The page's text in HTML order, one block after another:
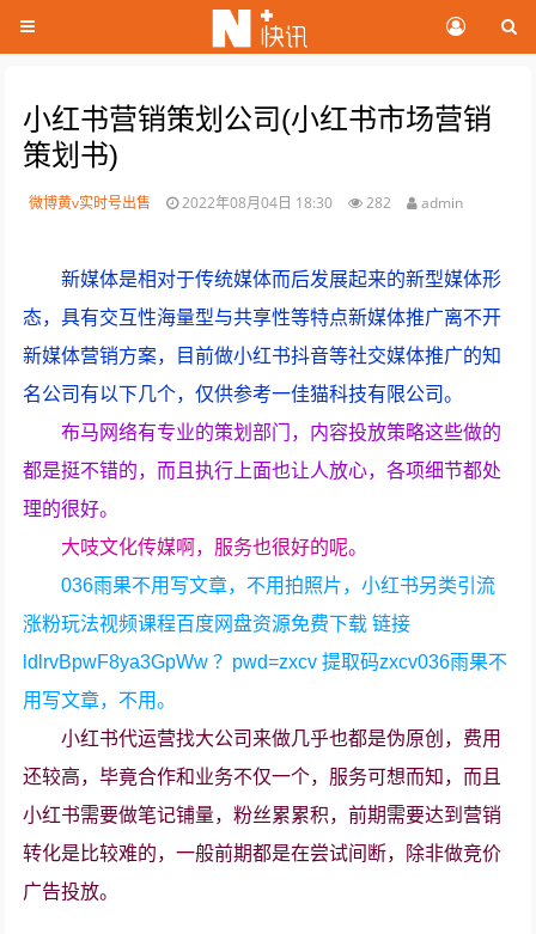
小红书营销策划公司(小红书市场营销
策划书)
微博黄v实时号出售 2022年08月04日 18:30 282 admin
新媒体是相对于传统媒体而后发展起来的新型媒体形
态，具有交互性海量型与共享性等特点新媒体推广离不开
新媒体营销方案，目前做小红书抖音等社交媒体推广的知
名公司有以下几个，仅供参考一佳猫科技有限公司。
布马网络有专业的策划部门，内容投放策略这些做的
都是挺不错的，而且执行上面也让人放心，各项细节都处
理的很好。
大吱文化传媒啊，服务也很好的呢。
036雨果不用写文章，不用拍照片，小红书另类引流
涨粉玩法视频课程百度网盘资源免费下载 链接
ldlrvBpwF8ya3GpWw ？pwd=zxcv 提取码zxcv036雨果不
用写文章，不用。
小红书代运营找大公司来做几乎也都是伪原创，费用
还较高，毕竟合作和业务不仅一个，服务可想而知，而且
小红书需要做笔记铺量，粉丝累累积，前期需要达到营销
转化是比较难的，一般前期都是在尝试间断，除非做竞价
广告投放。